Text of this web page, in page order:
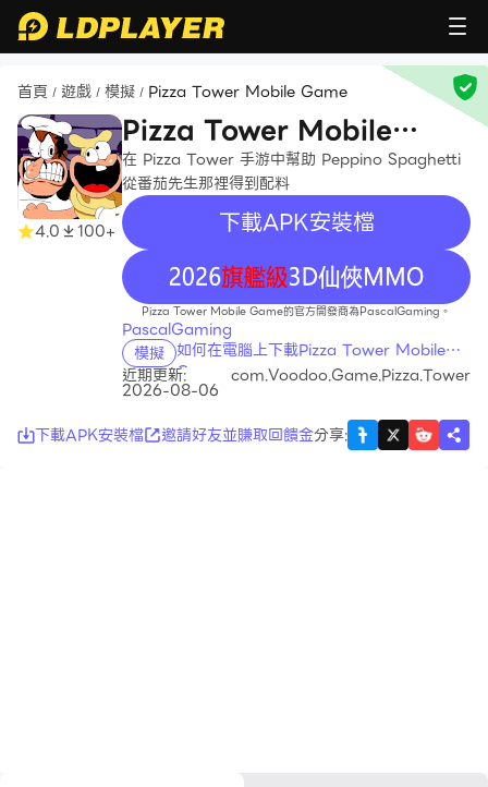
首頁 / 遊戲 / 模擬 / Pizza Tower Mobile Game
4.0 100+
Pizza Tower Mobile
Game
在 Pizza Tower 手游中幫助 Peppino Spaghetti
從番茄先生那裡得到配料
下載APK安裝檔
recommend
Pizza Tower Mobile Game的官方開發商為PascalGaming。
PascalGaming
模擬 如何在電腦上下載Pizza Tower Mobile
Game
近期更新:
2026-08-06
com.Voodoo.Game.Pizza.Tower
下載APK安裝檔 邀請好友並賺取回饋金分享: